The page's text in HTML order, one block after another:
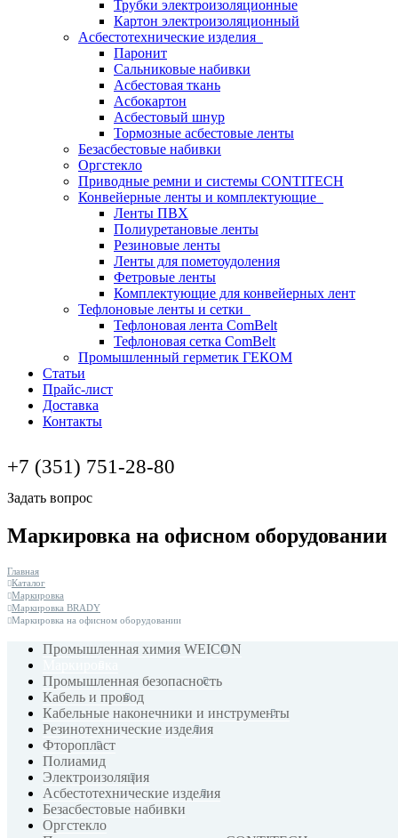
Трубки электроизоляционные
Картон электроизоляционный
Асбестотехнические изделия
Паронит
Сальниковые набивки
Асбестовая ткань
Асбокартон
Асбестовый шнур
Тормозные асбестовые ленты
Безасбестовые набивки
Оргстекло
Приводные ремни и системы CONTITECH
Конвейерные ленты и комплектующие
Ленты ПВХ
Полиуретановые ленты
Резиновые ленты
Ленты для пометоудоления
Фетровые ленты
Комплектующие для конвейерных лент
Тефлоновые ленты и сетки
Тефлоновая лента ComBelt
Тефлоновая сетка ComBelt
Промышленный герметик ГЕКОМ
Статьи
Прайс-лист
Доставка
Контакты
+7 (351) 751-28-80
Задать вопрос
Маркировка на офисном оборудовании
Главная
Каталог
Маркировка
Маркировка BRADY
Маркировка на офисном оборудовании
Промышленная химия WEICON
Промышленная безопасность
Кабель и провод
Кабельные наконечники и инструменты
Резинотехнические изделия
Фторопласт
Полиамид
Электроизоляция
Асбестотехнические изделия
Безасбестовые набивки
Оргстекло